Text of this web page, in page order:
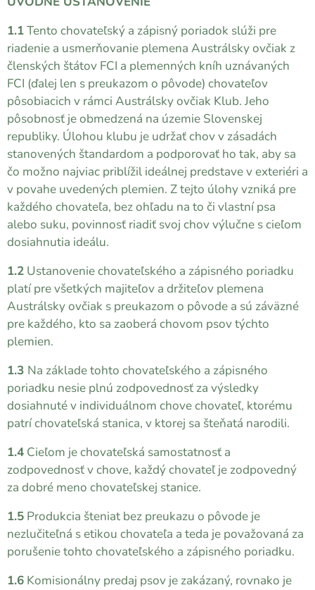
1.1Tento chovateľský a zápisný poriadok slúži pre
riadenie a usmerňovanie plemena Austrálsky ovčiak z
členských štátov FCI a plemenných kníh uznávaných
FCI (ďalej len s preukazom o pôvode) chovateľov
pôsobiacich v rámci Austrálsky ovčiak Klub. Jeho
pôsobnosť je obmedzená na územie Slovenskej
republiky. Úlohou klubu je udržať chov v zásadách
stanovených štandardom a podporovať ho tak, aby sa
čo možno najviac priblížil ideálnej predstave v exteriéri a
v povahe uvedených plemien. Z tejto úlohy vzniká pre
každého chovateľa, bez ohľadu na to či vlastní psa
alebo suku, povinnosť riadiť svoj chov výlučne s cieľom
dosiahnutia ideálu.
1.2 Ustanovenie chovateľského a zápisného poriadku
platí pre všetkých majiteľov a držiteľov plemena
Austrálsky ovčiak s preukazom o pôvode a sú záväzné
pre každého, kto sa zaoberá chovom psov týchto
plemien.
1.3 Na základe tohto chovateľského a zápisného
poriadku nesie plnú zodpovednosť za výsledky
dosiahnuté v individuálnom chove chovateľ, ktorému
patrí chovateľská stanica, v ktorej sa šteňatá narodili.
1.4 Cieľom je chovateľská samostatnosť a
zodpovednosť v chove, každý chovateľ je zodpovedný
za dobré meno chovateľskej stanice.
1.5 Produkcia šteniat bez preukazu o pôvode je
nezlučiteľná s etikou chovateľa a teda je považovaná za
porušenie tohto chovateľského a zápisného poriadku.
1.6 Komisionálny predaj psov je zakázaný, rovnako je